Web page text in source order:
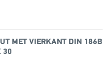
MET VIERKANT DIN 186B
30